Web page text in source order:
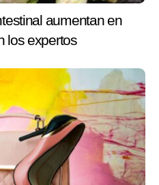
aumentan en
los expertos